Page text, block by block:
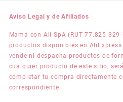
Aviso Legal y de Afiliados
Mamá con Ali SpA (RUT
productos disponibles en
vende ni despacha productos de
cualquier producto de este sitio,
completar tu compra directamente
correspondiente.